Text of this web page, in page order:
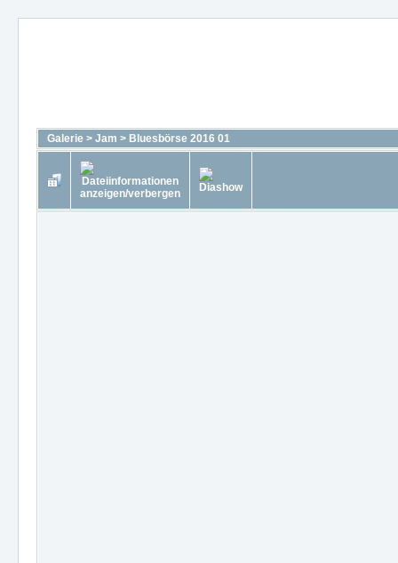
Galerie > Jam > Bluesbörse 2016 01